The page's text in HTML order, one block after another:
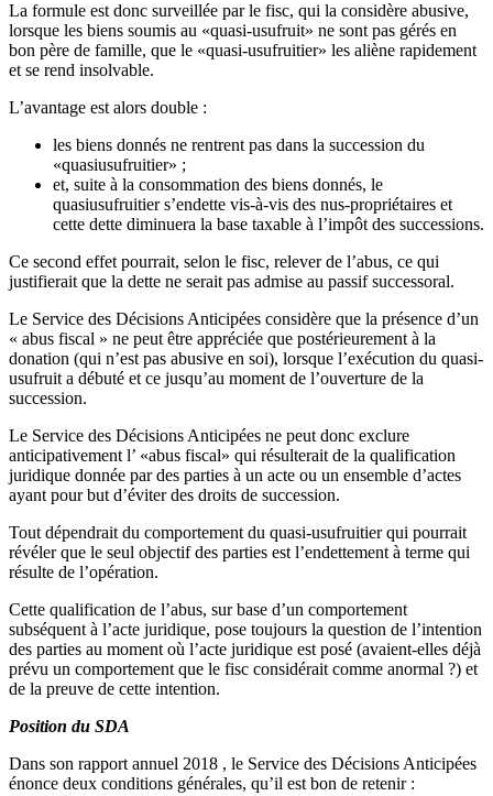
La formule est donc surveillée par le fisc, qui la considère abusive,
lorsque les biens soumis au «quasi-usufruit» ne sont pas gérés en
bon père de famille, que le «quasi-usufruitier» les aliène rapidement
et se rend insolvable.
L’avantage est alors double :
les biens donnés ne rentrent pas dans la succession du
«quasiusufruitier» ;
et, suite à la consommation des biens donnés, le
quasiusufruitier s’endette vis-à-vis des nus-propriétaires et
cette dette diminuera la base taxable à l’impôt des successions.
Ce second effet pourrait, selon le fisc, relever de l’abus, ce qui
justifierait que la dette ne serait pas admise au passif successoral.
Le Service des Décisions Anticipées considère que la présence d’un
« abus fiscal » ne peut être appréciée que postérieurement à la
donation (qui n’est pas abusive en soi), lorsque l’exécution du quasi-
usufruit a débuté et ce jusqu’au moment de l’ouverture de la
succession.
Le Service des Décisions Anticipées ne peut donc exclure
anticipativement l’ «abus fiscal» qui résulterait de la qualification
juridique donnée par des parties à un acte ou un ensemble d’actes
ayant pour but d’éviter des droits de succession.
Tout dépendrait du comportement du quasi-usufruitier qui pourrait
révéler que le seul objectif des parties est l’endettement à terme qui
résulte de l’opération.
Cette qualification de l’abus, sur base d’un comportement
subséquent à l’acte juridique, pose toujours la question de l’intention
des parties au moment où l’acte juridique est posé (avaient-elles déjà
prévu un comportement que le fisc considérait comme anormal ?) et
de la preuve de cette intention.
Position du SDA
Dans son rapport annuel 2018 , le Service des Décisions Anticipées
énonce deux conditions générales, qu’il est bon de retenir :